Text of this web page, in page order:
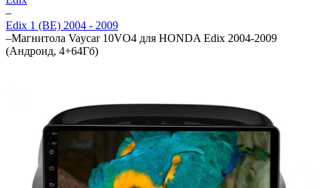
–
Edix 1 (BE) 2004 - 2009
–Магнитола Vaycar 10VO4 для HONDA Edix 2004-2009
(Андроид, 4+64Гб)